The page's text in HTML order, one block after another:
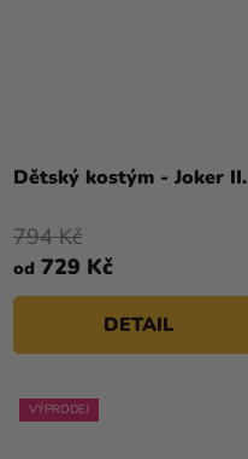
Dětský kostým - Joker II.
od 729 Kč
794 Kč
DETAIL
VÝPRODEJ